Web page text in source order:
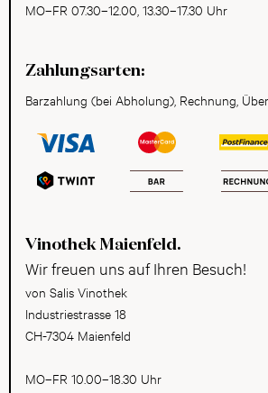
MO–FR 07.30–12.00, 13.30–17.30 Uhr
Zahlungsarten:
Barzahlung (bei Abholung), Rechnung,
Vinothek Maienfeld.
Wir freuen uns auf Ihren Besuch!
von Salis Vinothek
Industriestrasse 18
CH-7304 Maienfeld
MO–FR 10.00–18.30 Uhr